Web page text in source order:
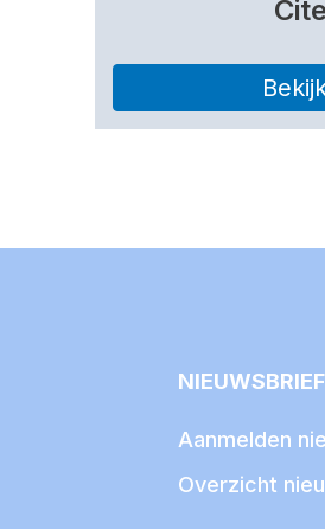
NIEUWSBRIEF
Aanmelden
Overzicht